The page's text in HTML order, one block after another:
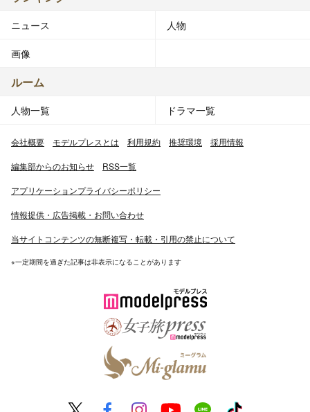
ニュース 人物
画像
ルーム
人物一覧 ドラマ一覧
会社概要 モデルプレスとは 利用規約 推奨環境 採用情報
編集部からのお知らせ RSS一覧
アプリケーションプライバシーポリシー
情報提供・広告掲載・お問い合わせ
当サイトコンテンツの無断複写・転載・引用の禁止について
※一定期間を過ぎた記事は非表示になることがあります